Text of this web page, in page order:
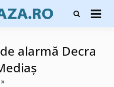
Firme de
protecție și
sisteme de
alarmare și
alarmă Decra